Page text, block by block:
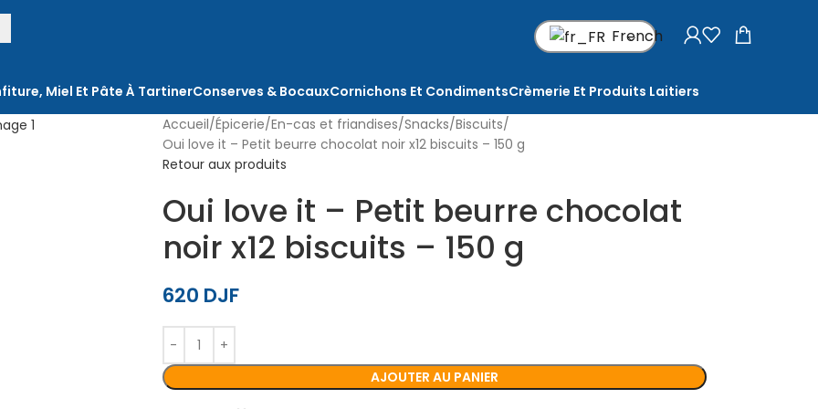
French
Miel Et Pâte À TartinerConserves & BocauxCornichons Et CondimentsCrèmerie Et Produits Laitiers
Accueil Épicerie En-cas et friandises Snacks Biscuits
Oui love it – Petit beurre chocolat noir x12 biscuits – 150 g
Retour aux produits
Oui love it – Petit beurre chocolat
noir x12 biscuits – 150 g
620 DJF
AJOUTER AU PANIER